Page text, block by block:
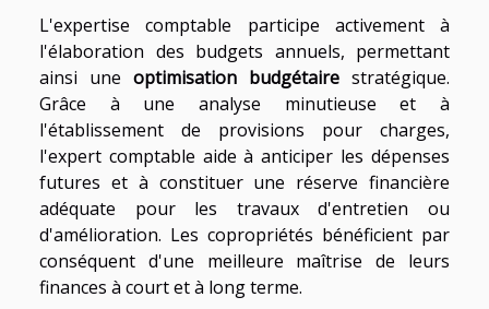
L'expertise comptable participe activement à
l'élaboration des budgets annuels, permettant
ainsi une optimisation budgétaire stratégique.
Grâce à une analyse minutieuse et à
l'établissement de provisions pour charges,
l'expert comptable aide à anticiper les dépenses
futures et à constituer une réserve financière
adéquate pour les travaux d'entretien ou
d'amélioration. Les copropriétés bénéficient par
conséquent d'une meilleure maîtrise de leurs
finances à court et à long terme.